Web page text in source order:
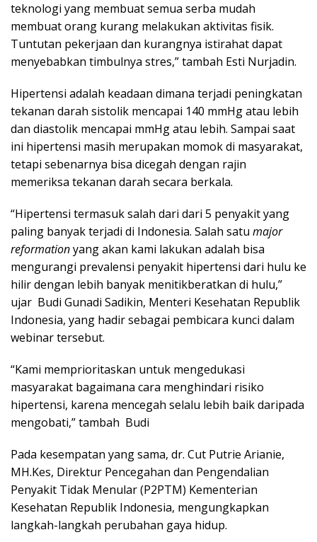
teknologi yang membuat semua serba mudah
membuat orang kurang melakukan aktivitas fisik.
Tuntutan pekerjaan dan kurangnya istirahat dapat
menyebabkan timbulnya stres,” tambah Esti Nurjadin.
Hipertensi adalah keadaan dimana terjadi peningkatan
tekanan darah sistolik mencapai 140 mmHg atau lebih
dan diastolik mencapai mmHg atau lebih. Sampai saat
ini hipertensi masih merupakan momok di masyarakat,
tetapi sebenarnya bisa dicegah dengan rajin
memeriksa tekanan darah secara berkala.
“Hipertensi termasuk salah dari dari 5 penyakit yang
paling banyak terjadi di Indonesia. Salah satu major
reformationyang akan kami lakukan adalah bisa
mengurangi prevalensi penyakit hipertensi dari hulu ke
hilir dengan lebih banyak menitikberatkan di hulu,”
ujar Budi Gunadi Sadikin, Menteri Kesehatan Republik
Indonesia, yang hadir sebagai pembicara kunci dalam
webinar tersebut.
“Kami memprioritaskan untuk mengedukasi
masyarakat bagaimana cara menghindari risiko
hipertensi, karena mencegah selalu lebih baik daripada
mengobati,” tambah Budi
Pada kesempatan yang sama, dr. Cut Putrie Arianie,
MH.Kes, Direktur Pencegahan dan Pengendalian
Penyakit Tidak Menular (P2PTM) Kementerian
Kesehatan Republik Indonesia, mengungkapkan
langkah-langkah perubahan gaya hidup.